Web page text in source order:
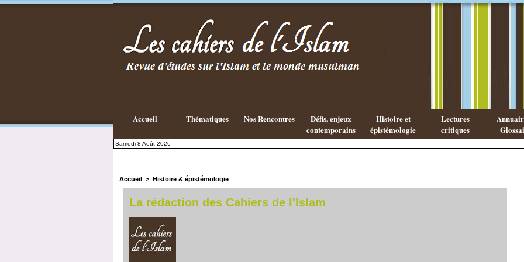
Existe-t-il
philosophie
Islamique ?
Accueil Thématiques Nos Rencontres
Défis, enjeux
contemporains
Histoire et
épistémologie
Lectures
critiques
Samedi 8 Août 2026
Accueil > Histoire & épistémologie
La rédaction des Cahiers de l'Islam